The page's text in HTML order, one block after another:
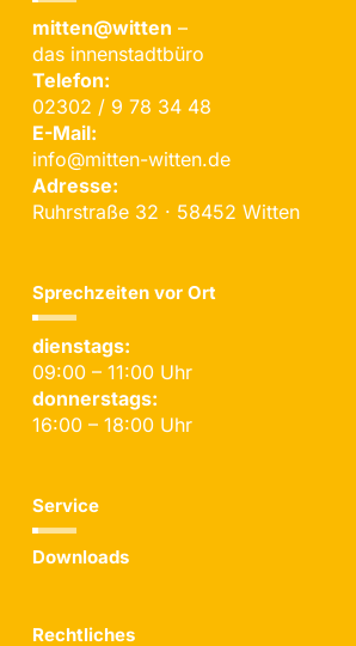
mitten@witten –
das innenstadtbüro
Telefon:
02302 / 9 78 34 48
E-Mail:
info@mitten-witten.de
Adresse:
Ruhrstraße 32 · 58452 Witten
Sprechzeiten vor Ort
dienstags:
09:00 – 11:00 Uhr
donnerstags:
16:00 – 18:00 Uhr
Service
Downloads
Rechtliches